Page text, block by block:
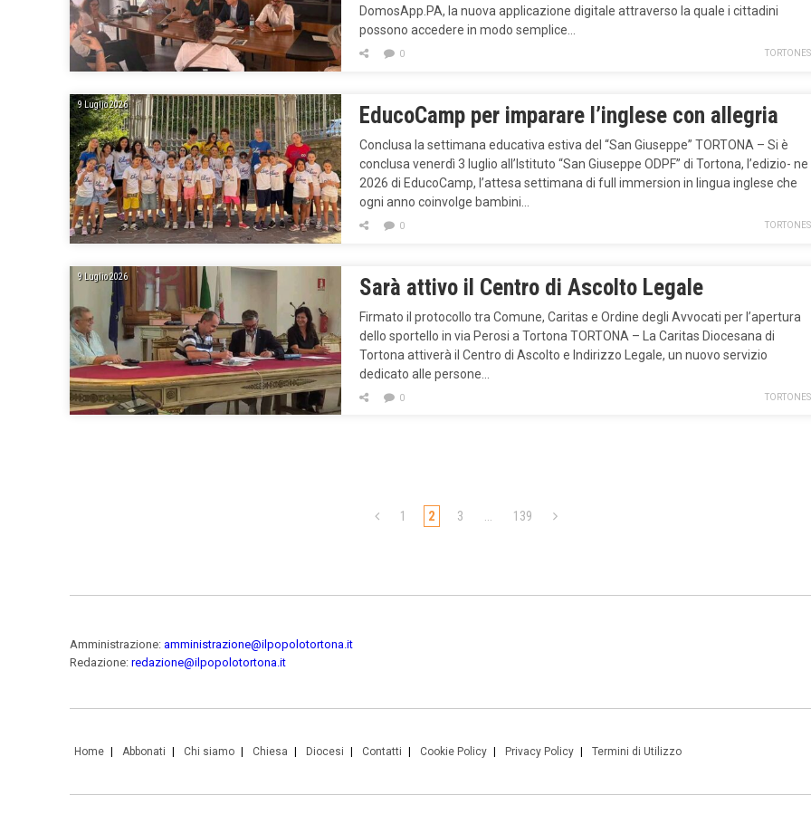
DomosApp.PA, la nuova applicazione digitale attraverso la quale i cittadini
possono accedere in modo semplice…
0
9 Luglio 2026 EducoCamp per imparare l’inglese con allegria
Conclusa la settimana educativa estiva del “San Giuseppe” TORTONA – Si è
conclusa venerdì 3 luglio all’Istituto “San Giuseppe ODPF” di Tortona, l’edizio- ne
2026 di EducoCamp, l’attesa settimana di full immersion in lingua inglese che
ogni anno coinvolge bambini…
0
9 Luglio 2026 Sarà attivo il Centro di Ascolto Legale
Firmato il protocollo tra Comune, Caritas e Ordine degli Avvocati per l’apertura
dello sportello in via Perosi a Tortona TORTONA – La Caritas Diocesana di
Tortona attiverà il Centro di Ascolto e Indirizzo Legale, un nuovo servizio
dedicato alle persone…
0
1 2 3 … 139
Amministrazione: amministrazione@ilpopolotortona.it
Redazione: redazione@ilpopolotortona.it
Home Abbonati Chi siamo Chiesa Diocesi Contatti Cookie Policy Privacy Policy Termini di Utilizzo